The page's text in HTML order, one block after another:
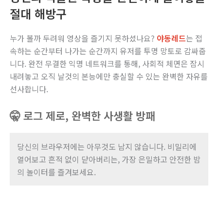
절대 해방구
누가 볼까 두려워 영상을 즐기지 못하셨나요? 야동레드는 접
속하는 순간부터 나가는 순간까지 유저를 투명 망토로 감싸줍
니다. 완전 무결한 익명 네트워크를 통해, 사회적 체면은 잠시
내려놓고 오직 날것의 본능에만 충실할 수 있는 완벽한 자유를
선사합니다.
🤫 로그 제로, 완벽한 사생활 방패
당신의 브라우저에는 아무것도 남지 않습니다. 비밀리에
열어보고 흔적 없이 닫아버리는, 가장 은밀하고 안전한 밤
의 놀이터를 즐겨보세요.